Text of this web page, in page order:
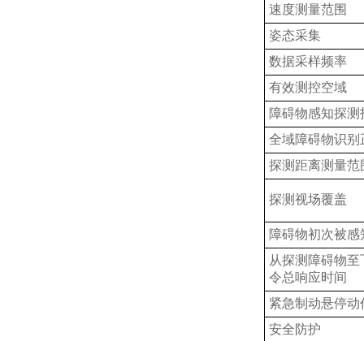
速度测量范围
姿态采集
数据采样频率
有效测控空域
障碍物感知探测
全域障碍物识别
探测距离测量范
探测视场覆盖
障碍物初次被
从探测障碍物
令总响应时间
紧急制动悬停动
安全防护